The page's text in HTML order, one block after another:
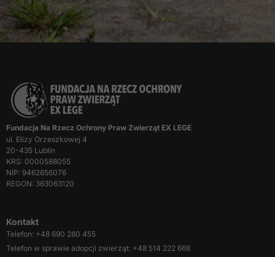
Fundacja Na Rzecz Ochrony Praw Zwierząt EX LEGE
ul. Elizy Orzeszkowej 4
20-435 Lublin
KRS: 0000588055
NIP: 9462656076
REGON: 363063120
Kontakt
Telefon: +48 690 280 455
Telefon w sprawie adopcji zwierząt: +48 514 222 668
podczas
odwiedzania naszej
zobaczenie